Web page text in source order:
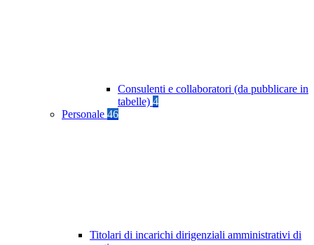
Consulenti e collaboratori (da pubblicare in
tabelle) 4
Personale 46
Titolari di incarichi dirigenziali amministrativi di